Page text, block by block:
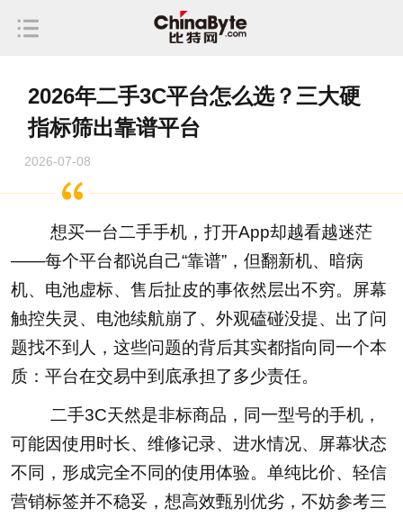
2026年二手3C平台怎么选？三大硬
指标筛出靠谱平台
2026-07-08
想买一台二手手机，打开App却越看越迷茫
——每个平台都说自己“靠谱”，但翻新机、暗病
机、电池虚标、售后扯皮的事依然层出不穷。屏幕
触控失灵、电池续航崩了、外观磕碰没提、出了问
题找不到人，这些问题的背后其实都指向同一个本
质：平台在交易中到底承担了多少责任。
二手3C天然是非标商品，同一型号的手机，
可能因使用时长、维修记录、进水情况、屏幕状态
不同，形成完全不同的使用体验。单纯比价、轻信
营销标签并不稳妥，想高效甄别优劣，不妨参考三